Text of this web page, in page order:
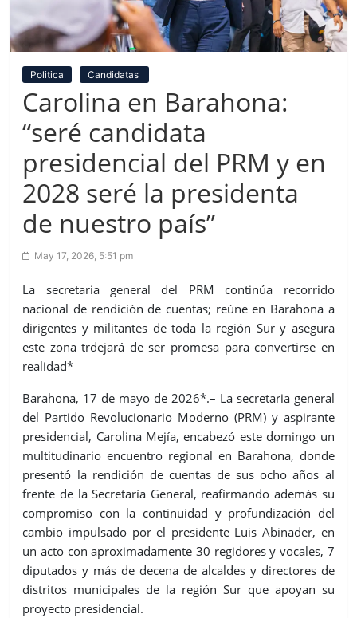
Politica Candidatas
Carolina en Barahona:
“seré candidata
presidencial del PRM y en
2028 seré la presidenta
de nuestro país”
May 17, 2026, 5:51 pm
La secretaria general del PRM continúa recorrido
nacional de rendición de cuentas; reúne en Barahona a
dirigentes y militantes de toda la región Sur y asegura
este zona trdejará de ser promesa para convertirse en
realidad*
Barahona, 17 de mayo de 2026*.– La secretaria general
del Partido Revolucionario Moderno (PRM) y aspirante
presidencial, Carolina Mejía, encabezó este domingo un
multitudinario encuentro regional en Barahona, donde
presentó la rendición de cuentas de sus ocho años al
frente de la Secretaría General, reafirmando además su
compromiso con la continuidad y profundización del
cambio impulsado por el presidente Luis Abinader, en
un acto con aproximadamente 30 regidores y vocales, 7
diputados y más de decena de alcaldes y directores de
distritos municipales de la región Sur que apoyan su
proyecto presidencial.